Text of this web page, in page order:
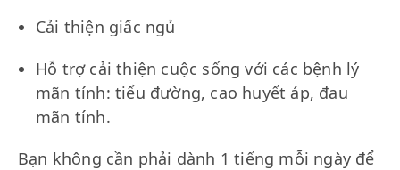
Cải thiện giấc ngủ
Hỗ trợ cải thiện cuộc sống với các bệnh lý
mãn tính: tiểu đường, cao huyết áp, đau
mãn tính.
Bạn không cần phải dành 1 tiếng mỗi ngày để